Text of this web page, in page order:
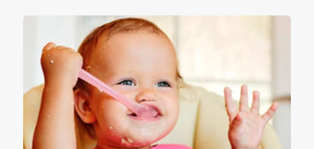
necesitan prescripción médica, es
aconsejable que sea un profesional
sanitario quien nos informe sobre el
complemento alimenticio más adecuado
para nuestras necesidades y sobre el
tiempo y la cantidad más adecuada para